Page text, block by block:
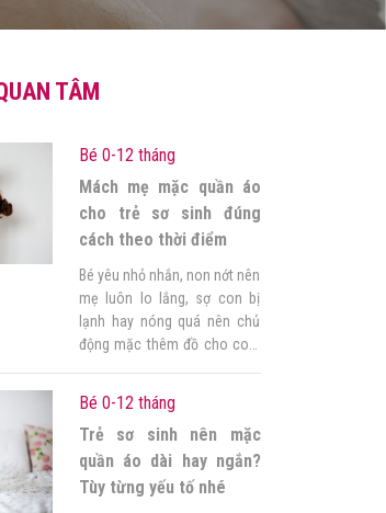
TÂM
Bé 0-12 tháng
Mách mẹ mặc quần áo
cho trẻ sơ sinh đúng
cách theo thời điểm
Bé yêu nhỏ nhắn, non nớt nên
mẹ luôn lo lắng, sợ con bị
lạnh hay nóng quá nên chủ
động mặc thêm đồ cho con.
lần thay đồ. Mẹ ơi! Cơ thể của
bé rất khác so với người
trường thành. […]
Bé 0-12 tháng
Trẻ sơ sinh nên mặc
quần áo dài hay ngắn?
Tùy từng yếu tố nhé